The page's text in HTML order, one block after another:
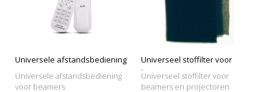
Universele afstandsbediening
Universele afstandsbediening
voor beamers
Universeel stoffilter voor
beamers
Universeel stoffilter voor
beamers en projectoren